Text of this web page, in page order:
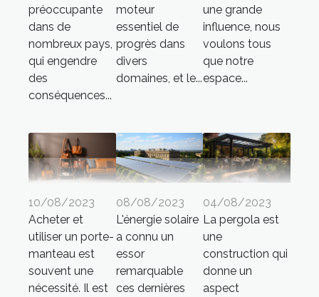
préoccupante
dans de
nombreux pays,
qui engendre
des
conséquences...
moteur
essentiel de
progrès dans
divers
domaines, et le...
une grande
influence, nous
voulons tous
que notre
espace...
10/08/2023
Acheter et
utiliser un porte-
manteau est
souvent une
nécessité. Il est
08/08/2023
L'énergie solaire
a connu un
essor
remarquable
ces dernières
04/08/2023
La pergola est
une
construction qui
donne un
aspect